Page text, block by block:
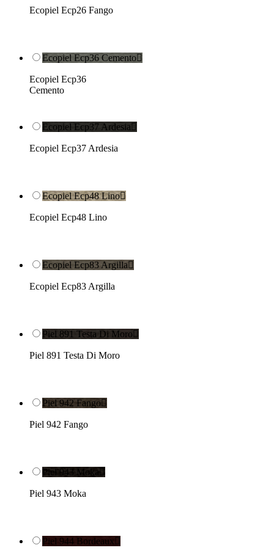
Ecopiel Ecp26 Fango
Ecopiel Ecp36 Cemento
Ecopiel Ecp36
Cemento
Ecopiel Ecp37 Ardesia
Ecopiel Ecp37 Ardesia
Ecopiel Ecp48 Lino
Ecopiel Ecp48 Lino
Ecopiel Ecp83 Argilla
Ecopiel Ecp83 Argilla
Piel 891 Testa Di Moro
Piel 891 Testa Di Moro
Piel 942 Fango
Piel 942 Fango
Piel 943 Moka
Piel 943 Moka
Piel 944 Bordeaux 